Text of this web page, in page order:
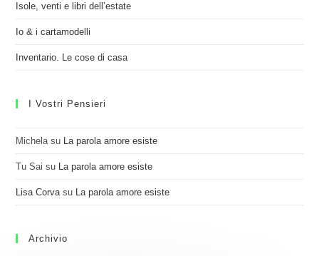
Isole, venti e libri dell’estate
Io & i cartamodelli
Inventario. Le cose di casa
I Vostri Pensieri
Michelasu La parola amore esiste
Tu Sai su La parola amore esiste
Lisa Corvasu La parola amore esiste
Archivio